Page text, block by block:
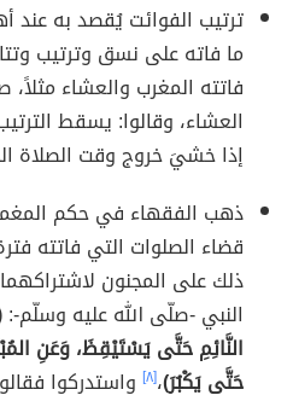
ترتيب الفوائت يُقصد به عند
ما فاته على نسق وترتيب
فاتته المغرب والعشاء
العشاء، وقالوا: يسقط
إذا خشيَ خروج وقت الصلاة
ذهب الفقهاء في حكم
قضاء الصلوات التي فاتته
ذلك على المجنون
النبي -صلّى الله عليه وسلّم-:
النَّائِمِ حَتَّى يَسْتَيْقِظَ، وَعَنِ
حَتَّى يَكْبُرَ)،[٨] واستدركوا